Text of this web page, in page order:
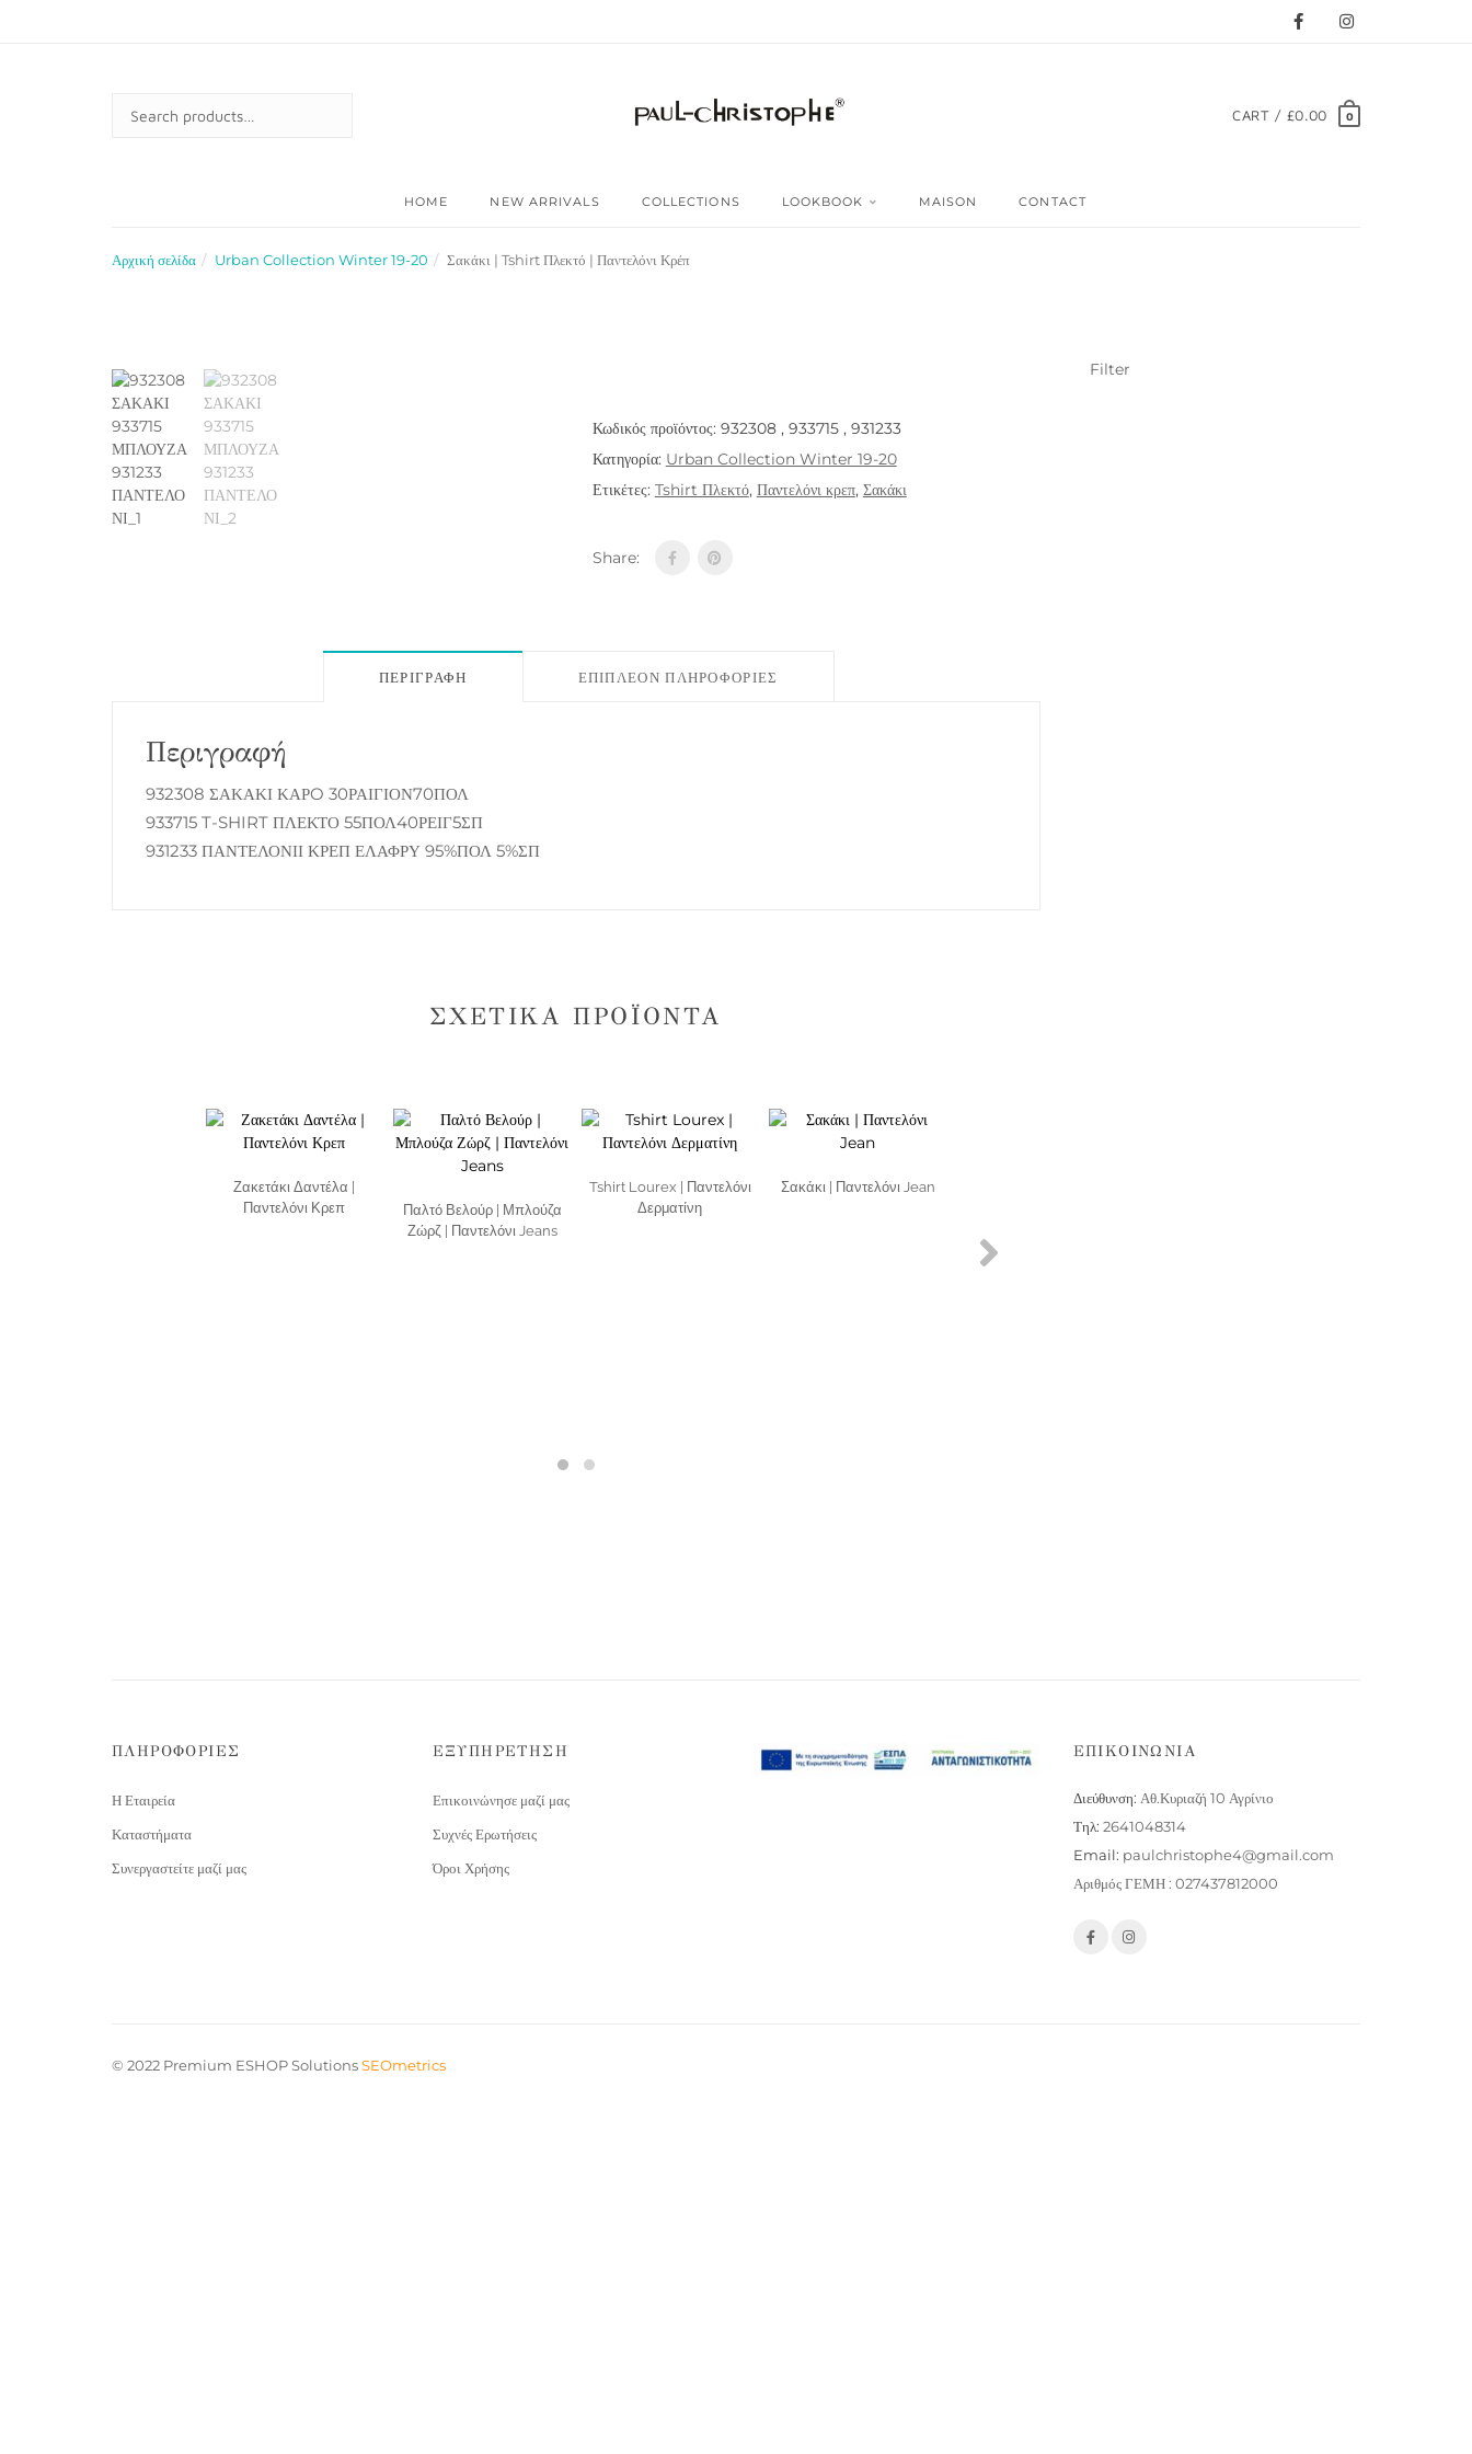
FOR:
0
CART / £0.00
HOME NEW ARRIVALS COLLECTIONS LOOKBOOK MAISON CONTACT
Αρχική σελίδα Urban Collection Winter 19-20 Σακάκι | Tshirt Πλεκτό | Παντελόνι Κρέπ
Κωδικός προϊόντος: 932308 , 933715 , 931233
Κατηγορία: Urban Collection Winter 19-20
Ετικέτες: Tshirt Πλεκτό, Παντελόνι κρεπ, Σακάκι
Share:
ΠΕΡΙΓΡΑΦΉ ΕΠΙΠΛΈΟΝ ΠΛΗΡΟΦΟΡΊΕΣ
Περιγραφή
932308 ΣΑΚΑΚΙ ΚΑΡO 30ΡΑΙΓΙΟΝ70ΠΟΛ
933715 T-SHIRT ΠΛΕΚΤΟ 55ΠΟΛ40ΡΕΙΓ5ΣΠ
931233 ΠΑΝΤΕΛΟΝΙΙ ΚΡΕΠ ΕΛΑΦΡΥ 95%ΠΟΛ 5%ΣΠ
ΣΧΕΤΙΚΆ ΠΡΟΪΌΝΤΑ
Ζακετάκι Δαντέλα |
Παντελόνι Κρεπ
Παλτό Βελούρ | Μπλούζα
Ζώρζ | Παντελόνι Jeans
Tshirt Lourex | Παντελόνι
Δερματίνη
Σακάκι | Παντελόνι Jean
Filter
ΠΛΗΡΟΦΟΡΙΕΣ
Η Εταιρεία
Καταστήματα
Συνεργαστείτε μαζί μας
ΕΞΥΠΗΡΕΤΗΣΗ
Επικοινώνησε μαζί μας
Συχνές Ερωτήσεις
Όροι Χρήσης
ΕΠΙΚΟΙΝΩΝΙΑ
Διεύθυνση: Αθ.Κυριαζή 10 Αγρίνιο
Τηλ: 2641048314
Email: paulchristophe4@gmail.com
Αριθμός ΓΕΜΗ : 027437812000
© 2022 Premium ESHOP SolutionsSEOmetrics